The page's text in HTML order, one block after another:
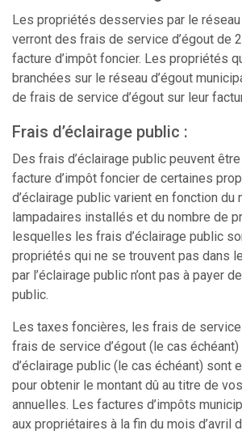
Les propriétés desservies par le réseau
verront des frais de service d’égout de
facture d’impôt foncier. Les propriétés
branchées sur le réseau d’égout
de frais de service d’égout sur leur
Frais d’éclairage public :
Des frais d’éclairage public peuvent
facture d’impôt foncier de certaines
d’éclairage public varient en fonction du
lampadaires installés et du nombre de
lesquelles les frais d’éclairage public
propriétés qui ne se trouvent pas dans
par l’éclairage public n’ont pas à payer
public.
Les taxes foncières, les frais de service
frais de service d’égout (le cas
d’éclairage public (le cas échéant) sont
pour obtenir le montant dû au titre de
annuelles. Les factures d’impôts
aux propriétaires à la fin du mois d’avril